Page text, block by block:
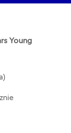
Young